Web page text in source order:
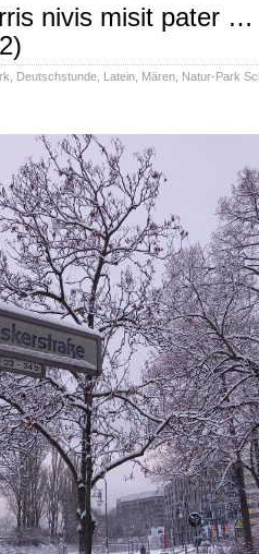
nivis misit pater
Deutschstunde Latein Mären Natur-Park